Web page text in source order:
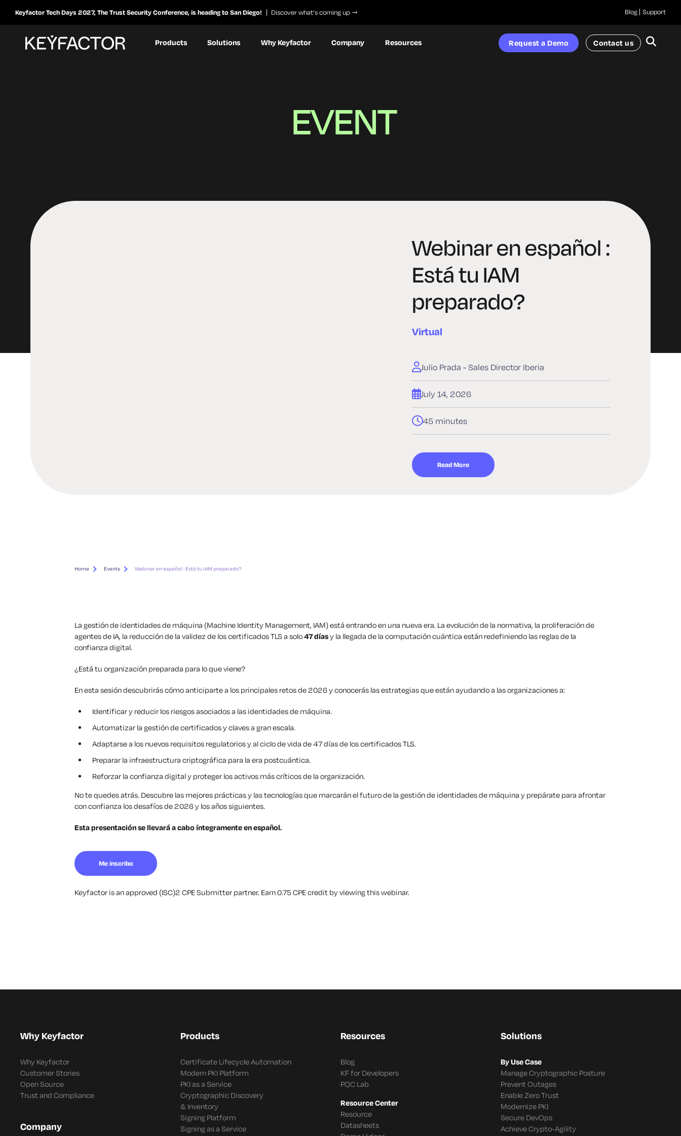
Keyfactor Tech Days 2027, The Trust Security Conference, is heading to San Diego! Discover what’s coming up Blog Support
Products Solutions Why Keyfactor Company Resources Request a Demo Contact us
EVENT
Webinar en español :
Está tu IAM
preparado?
Virtual
Julio Prada - Sales Director Iberia
July 14, 2026
45 minutes
Read More
Home Events Webinar en español : Está tu IAM preparado?
La gestión de identidades de máquina (Machine Identity Management, IAM) está entrando en una nueva era. La evolución de la normativa, la proliferación de
agentes de IA, la reducción de la validez de los certificados TLS a solo47 díasy la llegada de la computación cuántica están redefiniendo las reglas de la
confianza digital.
¿Está tu organización preparada para lo que viene?
En esta sesión descubrirás cómo anticiparte a los principales retos de 2026 y conocerás las estrategias que están ayudando a las organizaciones a:
Identificar y reducir los riesgos asociados a las identidades de máquina.
Automatizar la gestión de certificados y claves a gran escala.
Adaptarse a los nuevos requisitos regulatorios y al ciclo de vida de 47 días de los certificados TLS.
Preparar la infraestructura criptográfica para la era postcuántica.
Reforzar la confianza digital y proteger los activos más críticos de la organización.
No te quedes atrás. Descubre las mejores prácticas y las tecnologías que marcarán el futuro de la gestión de identidades de máquina y prepárate para afrontar
con confianza los desafíos de 2026 y los años siguientes.
Esta presentación se llevará a cabo íntegramente en español.
Me inscribo
Keyfactor is an approved (ISC)2 CPE Submitter partner. Earn 0.75 CPE credit by viewing this webinar.
Why Keyfactor
Why Keyfactor
Customer Stories
Open Source
Trust and Compliance
Company
Products
Certificate Lifecycle Automation
Modern PKI Platform
PKI as a Service
Cryptographic Discovery
& Inventory
Signing Platform
Signing as a Service
Resources
Blog
KF for Developers
PQC Lab
Resource Center
Resource
Datasheets
Solutions
By Use Case
Manage Cryptographic Posture
Prevent Outages
Enable Zero Trust
Modernize PKI
Secure DevOps
Achieve Crypto-Agility